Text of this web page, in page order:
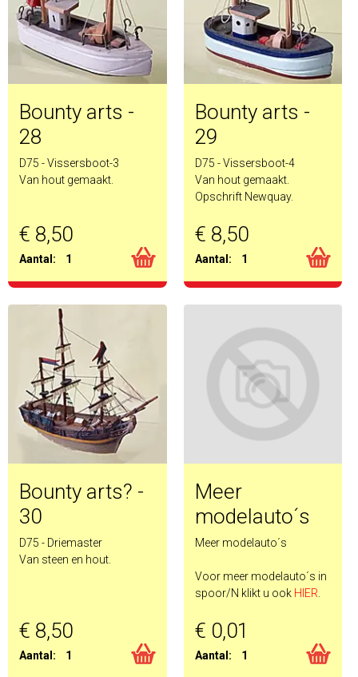
Bounty arts -
28
D75 - Vissersboot-3
Van hout gemaakt.
€ 8,50
Aantal: 1
Bounty arts -
29
D75 - Vissersboot-4
Van hout gemaakt.
Opschrift Newquay.
€ 8,50
Aantal: 1
Bounty arts? -
30
D75 - Driemaster
Van steen en hout.
€ 8,50
Aantal: 1
Meer
modelauto´s
Meer modelauto´s
Voor meer modelauto´s in
spoor/N klikt u ook HIER
€ 0,01
Aantal: 1